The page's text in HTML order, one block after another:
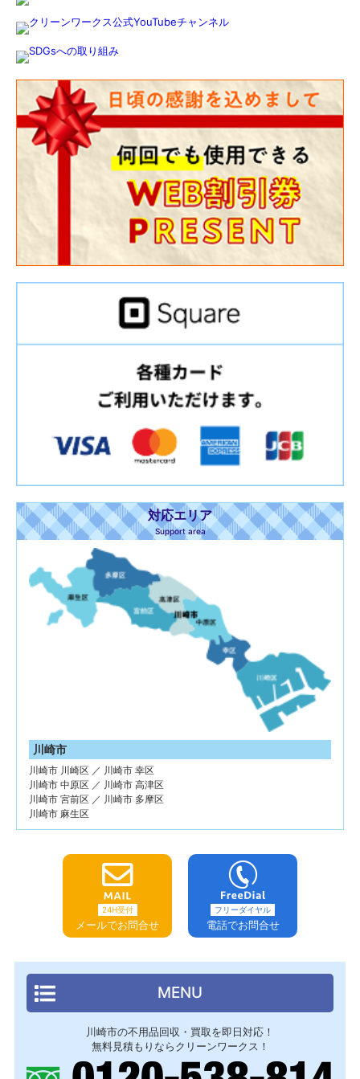
対応エリア
Support area
川崎市
川崎市 川崎区 ／ 川崎市 幸区
川崎市 中原区 ／ 川崎市 高津区
川崎市 宮前区 ／ 川崎市 多摩区
川崎市 麻生区
24H受付
メールでお問合せ
フリーダイヤル
電話でお問合せ
MENU
川崎市の不用品回収・買取を即日対応！
無料見積もりならクリーンワークス！